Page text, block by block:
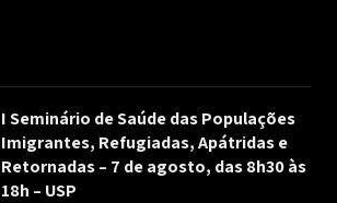
I Seminário de Saúde das Populações
Imigrantes, Refugiadas, Apátridas e
Retornadas – 7 de agosto, das 8h30 às
18h – USP